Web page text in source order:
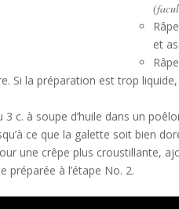
et
Si la préparation est trop
3 c. à soupe d’huile dans un
ce que la galette soit bien
une crêpe plus croustillante,
préparée à l’étape No. 2.